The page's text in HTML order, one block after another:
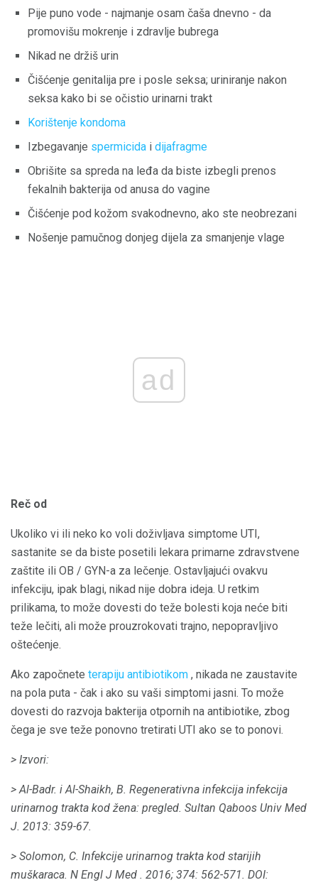
Pije puno vode - najmanje osam čaša dnevno - da
promovišu mokrenje i zdravlje bubrega
Nikad ne držiš urin
Čišćenje genitalija pre i posle seksa; uriniranje nakon
seksa kako bi se očistio urinarni trakt
Korištenje kondoma
Izbegavanje spermicida i dijafragme
Obrišite sa spreda na leđa da biste izbegli prenos
fekalnih bakterija od anusa do vagine
Čišćenje pod kožom svakodnevno, ako ste neobrezani
Nošenje pamučnog donjeg dijela za smanjenje vlage
ad
Reč od
Ukoliko vi ili neko ko voli doživljava simptome UTI,
sastanite se da biste posetili lekara primarne zdravstvene
zaštite ili OB / GYN-a za lečenje. Ostavljajući ovakvu
infekciju, ipak blagi, nikad nije dobra ideja. U retkim
prilikama, to može dovesti do teže bolesti koja neće biti
teže lečiti, ali može prouzrokovati trajno, nepopravljivo
oštećenje.
Ako započnete terapiju antibiotikom , nikada ne zaustavite
na pola puta - čak i ako su vaši simptomi jasni. To može
dovesti do razvoja bakterija otpornih na antibiotike, zbog
čega je sve teže ponovno tretirati UTI ako se to ponovi.
> Izvori:
> Al-Badr. i Al-Shaikh, B. Regenerativna infekcija infekcija
urinarnog trakta kod žena: pregled. Sultan Qaboos Univ Med
J. 2013: 359-67.
> Solomon, C. Infekcije urinarnog trakta kod starijih
muškaraca. N Engl J Med . 2016; 374: 562-571. DOI: